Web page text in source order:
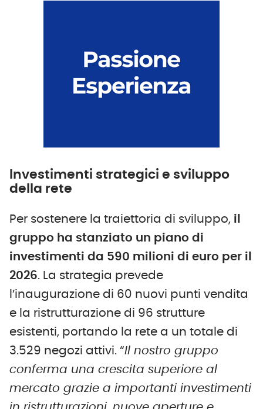
Investimenti strategici e sviluppo
della rete
Per sostenere la traiettoria di sviluppo, il
gruppo ha stanziato un piano di
investimenti da 590 milioni di euro per il
2026. La strategia prevede
l’inaugurazione di 60 nuovi punti vendita
e la ristrutturazione di 96 strutture
esistenti, portando la rete a un totale di
3.529 negozi attivi. “Il nostro gruppo
conferma una crescita superiore al
mercato grazie a importanti investimenti